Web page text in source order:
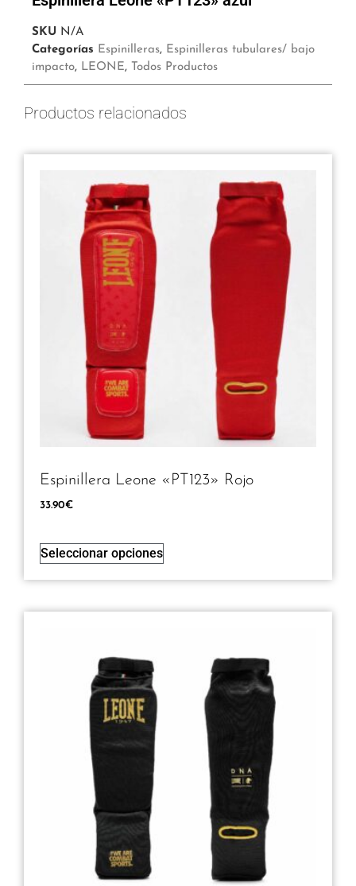
SKU N/A
Categorías Espinilleras, Espinilleras tubulares/ bajo
impacto, LEONE, Todos Productos
Productos relacionados
Espinillera Leone «PT123» Rojo
33.90€
Seleccionar opciones